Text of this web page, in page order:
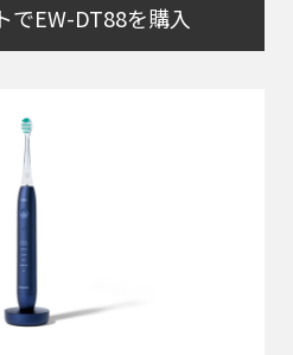
でEW-DT88を購入